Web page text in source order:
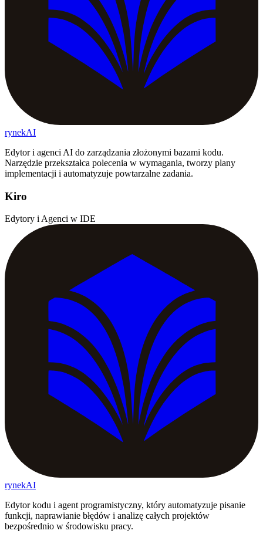
rynekAI
Edytor i agenci AI do zarządzania złożonymi bazami kodu.
Narzędzie przekształca polecenia w wymagania, tworzy plany
implementacji i automatyzuje powtarzalne zadania.
Kiro
Edytory i Agenci w IDE
rynekAI
Edytor kodu i agent programistyczny, który automatyzuje pisanie
funkcji, naprawianie błędów i analizę całych projektów
bezpośrednio w środowisku pracy.